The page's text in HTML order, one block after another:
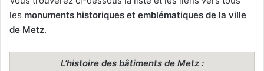
les monuments historiques et emblématiques de la ville
de Metz.
L’histoire des bâtiments de Metz :